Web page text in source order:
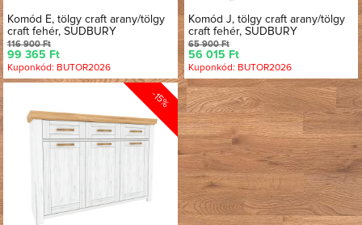
Komód E, tölgy craft arany/tölgy
craft fehér, SUDBURY
116 900 Ft
99 365 Ft
Kuponkód: BUTOR2026
Komód J, tölgy craft arany/tölgy
craft fehér, SUDBURY
65 900 Ft
56 015 Ft
Kuponkód: BUTOR2026
-15%